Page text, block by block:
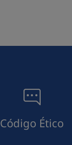
Código Ético